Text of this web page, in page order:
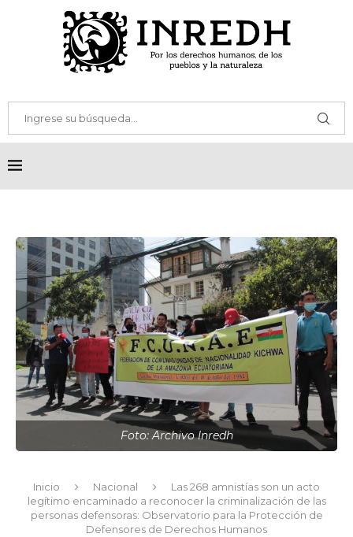
Foto: Archivo Inredh
Inicio Nacional
Las 268 amnistías son un acto
legítimo encaminado a reconocer la criminalización de las
personas defensoras: Observatorio para la Protección de
Defensores de Derechos Humanos